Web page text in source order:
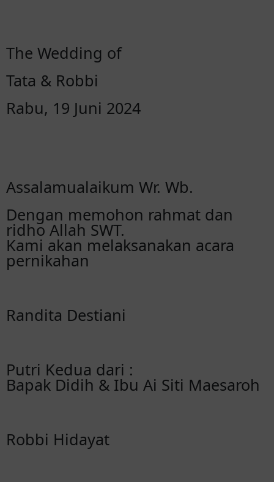
The Wedding of
Tata & Robbi
Rabu, 19 Juni 2024
Assalamualaikum Wr. Wb.
Dengan memohon rahmat dan
ridho Allah SWT.
Kami akan melaksanakan acara
pernikahan
Randita Destiani
Putri Kedua dari :
Bapak Didih & Ibu Ai Siti Maesaroh
Robbi Hidayat